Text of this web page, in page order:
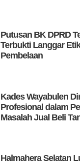
Putusan BK DPRD
Terbukti Langgar
Pembelaan
Kades Wayabulen
Profesional dalam
Masalah Jual Beli
Halmahera Selatan